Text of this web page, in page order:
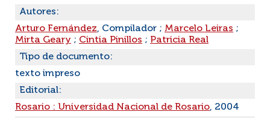
Autores:
Arturo Fernández, Compilador ; Marcelo Leiras ;
Mirta Geary ; Cintia Pinillos ; Patricia Real
Tipo de documento:
texto impreso
Editorial:
Rosario : Universidad Nacional de Rosario, 2004